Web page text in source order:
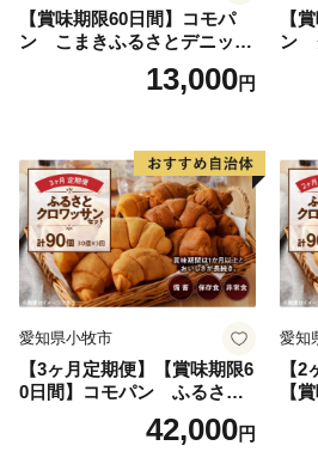
【賞味期限60日間】コモパ
ン こまきふるさとデニッシ
ュセット（20個入り）／災害
用備蓄 保存食 非常食 防災グ
13,000円
【
ン
個
非
愛知県小牧市
【3ヶ月定期便】【賞味期限6
0日間】コモパン ふるさと
クロワッサンセット（計90
個）／災害用備蓄 保存食 非
42,000円
愛知
【
【
ン
ッ